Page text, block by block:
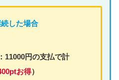
した場合
11000円の支払で計
お得）